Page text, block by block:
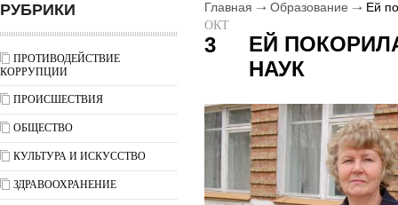
РУБРИКИ
ПРОТИВОДЕЙСТВИЕ
КОРРУПЦИИ
ПРОИСШЕСТВИЯ
ОБЩЕСТВО
КУЛЬТУРА И ИСКУССТВО
ЗДРАВООХРАНЕНИЕ
Главная Образование
Ей
ОКТ
3
ЕЙ
НАУК